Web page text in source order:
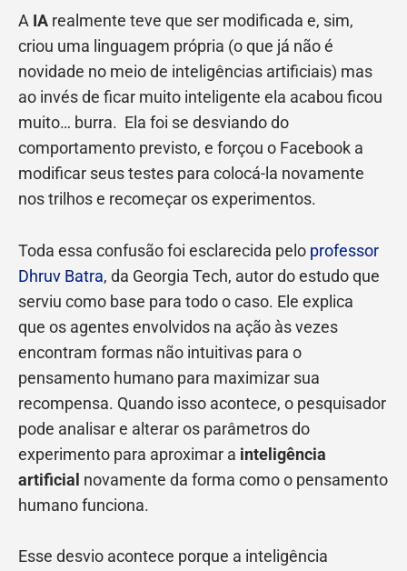
A IA realmente teve que ser modificada e, sim,
criou uma linguagem própria (o que já não é
novidade no meio de inteligências artificiais) mas
ao invés de ficar muito inteligente ela acabou ficou
muito… burra. Ela foi se desviando do
comportamento previsto, e forçou o Facebook a
modificar seus testes para colocá-la novamente
nos trilhos e recomeçar os experimentos.
Toda essa confusão foi esclarecida pelo professor
Dhruv Batra, da Georgia Tech, autor do estudo que
serviu como base para todo o caso. Ele explica
que os agentes envolvidos na ação às vezes
encontram formas não intuitivas para o
pensamento humano para maximizar sua
recompensa. Quando isso acontece, o pesquisador
pode analisar e alterar os parâmetros do
experimento para aproximar a inteligência
artificial novamente da forma como o pensamento
humano funciona.
Esse desvio acontece porque a inteligência